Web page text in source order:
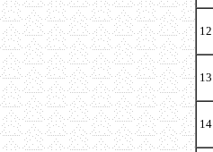
12
13
14